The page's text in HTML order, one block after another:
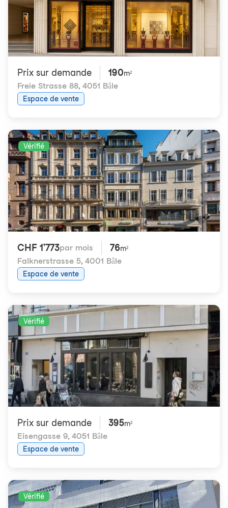
Prix ​​sur demande 190m²
Freie Strasse 88, 4051 Bâle
Espace de vente
Vérifié
CHF 1'773par mois 76m²
Falknerstrasse 5, 4001 Bâle
Espace de vente
Vérifié
Prix ​​sur demande 395m²
Eisengasse 9, 4051 Bâle
Espace de vente
Vérifié